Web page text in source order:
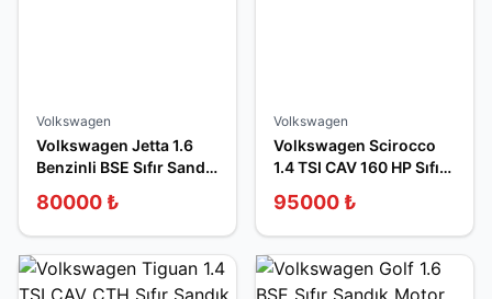
Volkswagen
Volkswagen Jetta 1.6
Benzinli BSE Sıfır Sandık
80000 ₺
Volkswagen
Volkswagen Scirocco
1.4 TSI CAV 160 HP Sıfır
95000 ₺